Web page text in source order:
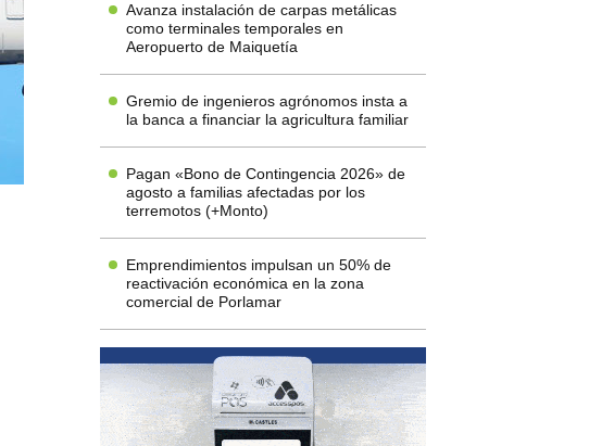
Avanza instalación de carpas metálicas
como terminales temporales en
Aeropuerto de Maiquetía
Gremio de ingenieros agrónomos insta a
la banca a financiar la agricultura familiar
Pagan «Bono de Contingencia 2026» de
agosto a familias afectadas por los
terremotos (+Monto)
Emprendimientos impulsan un 50% de
reactivación económica en la zona
comercial de Porlamar